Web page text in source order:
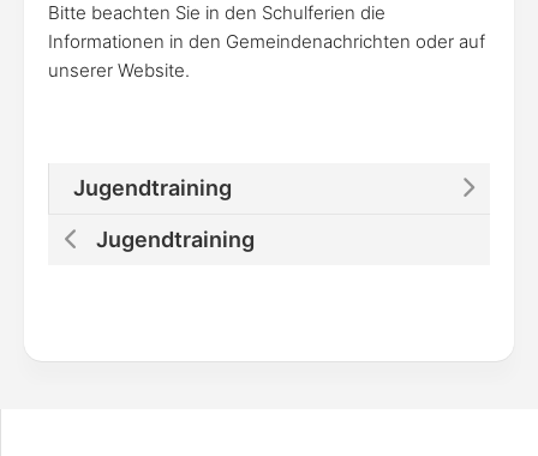
Bitte beachten Sie in den Schulferien die
Informationen in den Gemeindenachrichten oder auf
unserer Website.
Jugendtraining
Jugendtraining